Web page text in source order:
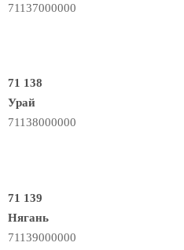
71137000000
71 138
Урай
71138000000
71 139
Нягань
71139000000